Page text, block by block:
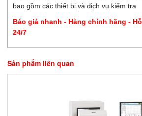
bao gồm các thiết bị và dịch vụ kiểm tra
Báo giá nhanh - Hàng chính hãng -
24/7
Sản phẩm liên quan